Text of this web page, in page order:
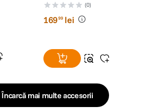
(0)
16999 lei
Încarcă mai multe accesorii